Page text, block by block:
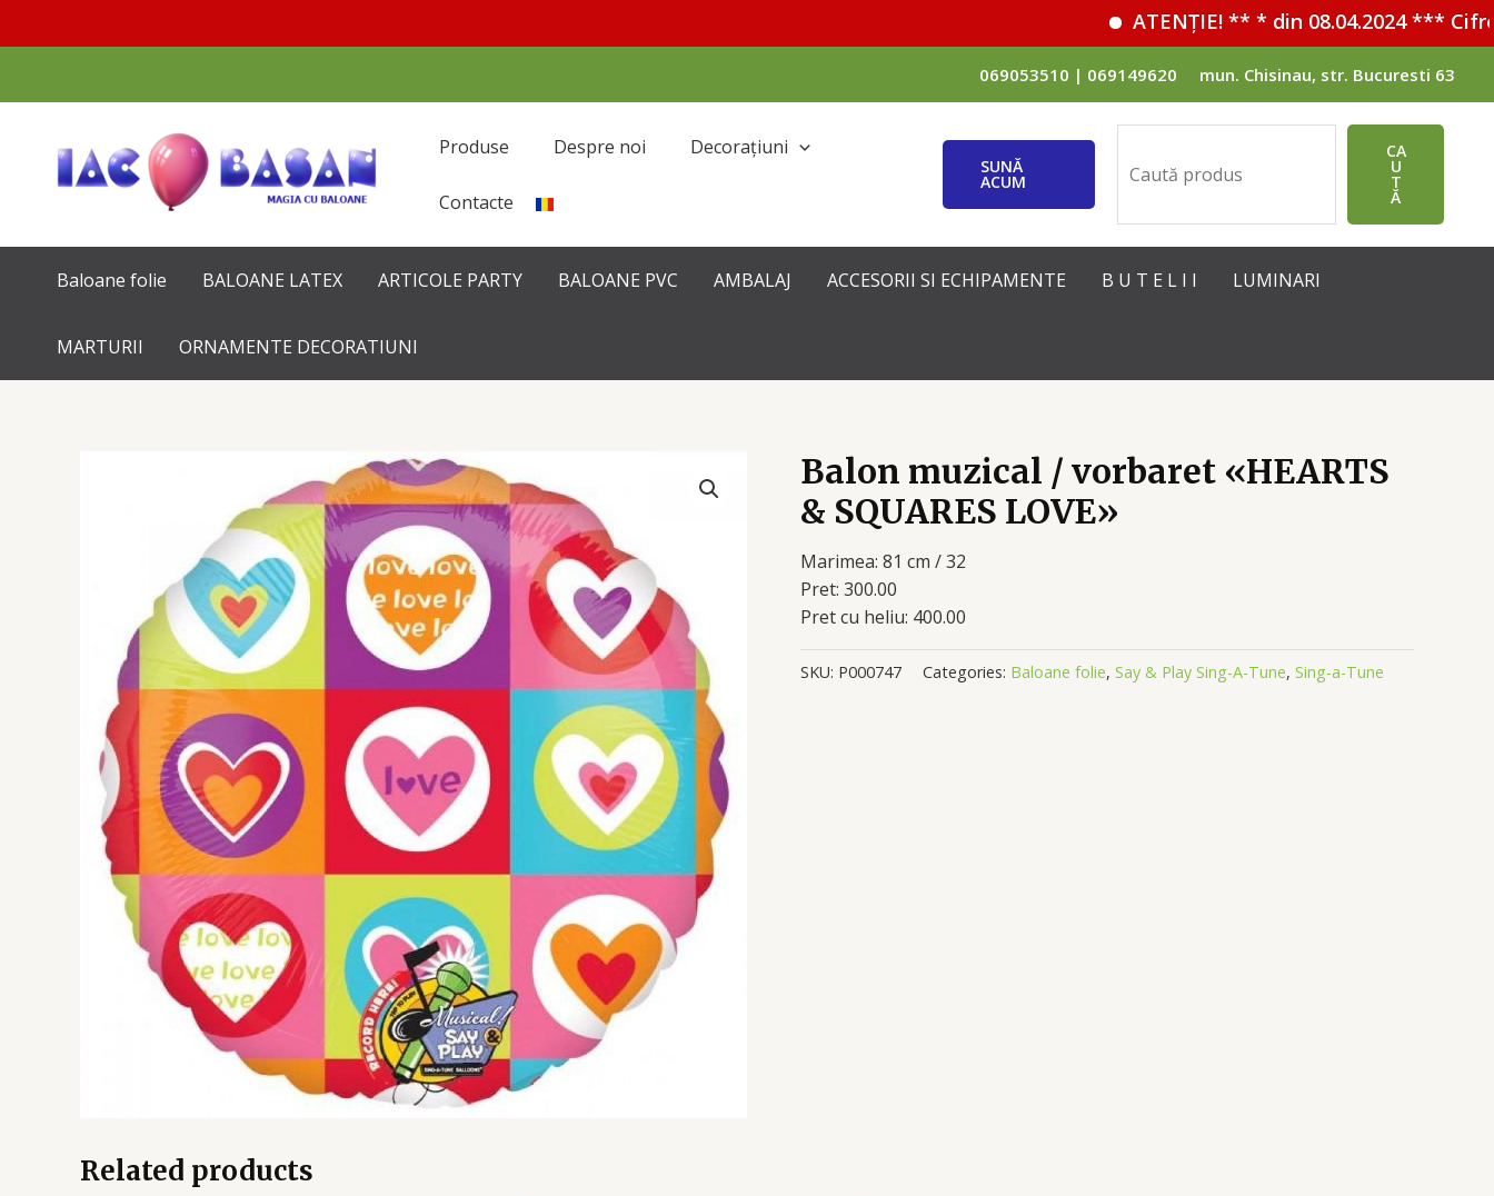
ATENȚIE! ** * din 08.04.2024 *** Cifrele
069053510 | 069149620 mun. Chisinau, str. Bucuresti 63
Produse Despre noi Decorațiuni
Contacte
SUNĂ
ACUM
CA
U
T
Ă
Baloane folie BALOANE LATEX ARTICOLE PARTY BALOANE PVC AMBALAJ ACCESORII SI ECHIPAMENTE B U T E L I I LUMINARI
MARTURII ORNAMENTE DECORATIUNI
Balon muzical / vorbaret «HEARTS
& SQUARES LOVE»
Marimea: 81 cm / 32
Pret: 300.00
Pret cu heliu: 400.00
SKU: P000747 Categories: Baloane folie, Say & Play Sing-A-Tune, Sing-a-Tune
Related products